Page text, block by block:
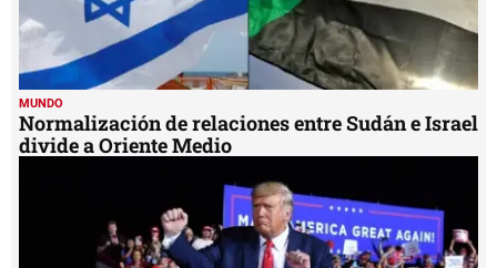
MUNDO
Normalización de relaciones entre Sudán e Israel
divide a Oriente Medio